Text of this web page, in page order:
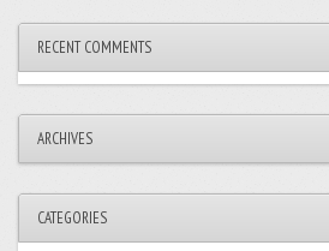
RECENT COMMENTS
ARCHIVES
CATEGORIES